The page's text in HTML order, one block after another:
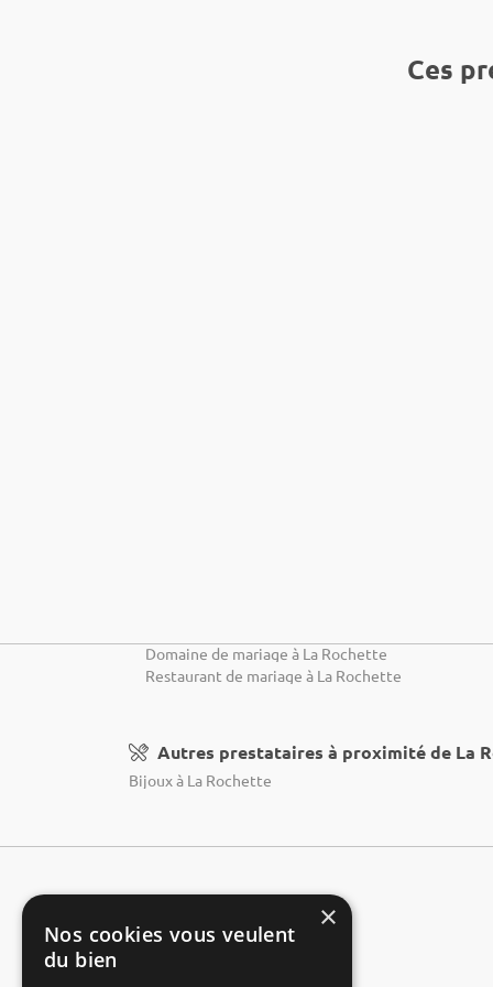
Ces
Domaine de mariage à La Rochette
Restaurant de mariage à La Rochette
Autres prestataires à proximité de La
Bijoux à La Rochette
×
Nos cookies vous veulent
du bien